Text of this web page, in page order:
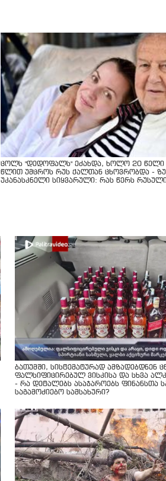
ცოლს "დედოფალს" ეძახდა, ხოლო 20 წელი
წლით უმცროს რუს ქალთან ცხოვრობდა -
უკანასკნელი სიყვარული: რას წერს
ბათუმში, სისტემატურად ამზადებდნენ
ფალსიფიცირებულ ვისკისა და სხვა
- რა დეტალებს ასაჯაროებს ფინანსთა
საგამოძიებო სამსახური?